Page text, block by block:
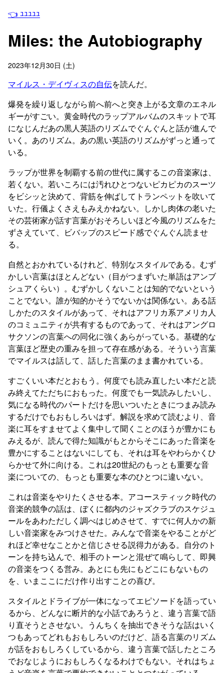
👈 ﾕﾕﾕﾕﾕ
Miles: the Autobiography
2023年12月30日 (土)
マイルス・デイヴィスの自伝を読んだ。
爆発を繰り返しながら前へ前へと突き上がる文章のエネル
ギーがすごい。黄金時代のラップアルバムのスキットで耳
になじんだあの黒人英語のリズムでぐんぐんと話が進んで
いく。あのリズム。あの黒い英語のリズムがずっと通って
いる。
ラップが世界を制覇する前の世代に属するこの音楽家は、
若くない。若いころには汚れひとつないピカピカのスーツ
をビシッと決めて、背筋を伸ばしてトランペットを吹いて
いた。行儀よくさえもみえかねない。しかし肉体の老いた
その芸術家が話す言葉がおそろしいほど今風のリズムをた
ずさえていて、ビバップのスピード感でぐんぐん読ませ
る。
自然とおかれているけれど、特別なスタイルである。むず
かしい言葉はほとんどない（目がつまずいた単語はアンブ
シュアくらい）。むずかしくないことは知的でないという
ことでない。誰が知的かそうでないかは関係ない。ある話
しかたのスタイルがあって、それはアフリカ系アメリカ人
のコミュニティが共有するものであって、それはアングロ
サクソンの言葉への同化に強くあらがっている。基礎的な
言葉ほど歴史の重みを担って存在感がある。そういう言葉
でマイルスは話して、話した言葉のまま書かれている。
すごくいい本だとおもう。何度でも読み直したい本だと読
み終えてただちにおもった。何度でも一気読みしたいし、
気になる時代のパートだけを思いついたときにつまみ読み
するだけでもおもしろいはず。解説を求めて読むより、音
楽に耳をすませてよく集中して聞くことのほうが豊かにも
みえるが、読んで得た知識がもとからそこにあった音楽を
豊かにすることはないにしても、それは耳をやわらかくひ
らかせて外に向ける。これは20世紀のもっとも重要な音
楽についての、もっとも重要な本のひとつに違いない。
これは音楽をやりたくさせる本。アコースティック時代の
音楽的競争の話は、ぼくに都内のジャズクラブのスケジュ
ールをあわただしく調べはじめさせて、すでに何人かの新
しい音楽家をみつけさせた。みんなで音楽をやることがど
れほど幸せなことかと信じさせる説得力がある。自分のト
ーンを持ち込んで、相手のトーンと混ぜて鳴らして、即興
の音楽をつくる営み。あとにも先にもどこにもないもの
を、いまここにだけ作り出すことの喜び。
スタイルとドライブが一体になってエピソードを語ってい
るから、どんなに断片的な小話であろうと、違う言葉で語
り直そうとさせない。うんちくを抽出できそうな話はいく
つもあってどれもおもしろいのだけど、語る言葉のリズム
が話をおもしろくしているから、違う言葉で話したところ
でおなじようにおもしろくなるわけでもない。それはちょ